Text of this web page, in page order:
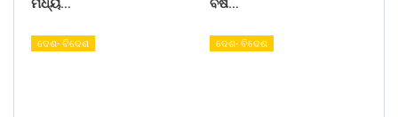
ମଧ୍ୟ…
ବର୍ଷ…
ଦେଶ- ବିଦେଶ ଦେଶ- ବିଦେଶ